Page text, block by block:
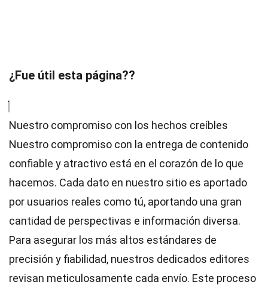
¿Fue útil esta página??
Nuestro compromiso con los hechos creíbles
Nuestro compromiso con la entrega de contenido
confiable y atractivo está en el corazón de lo que
hacemos. Cada dato en nuestro sitio es aportado
por usuarios reales como tú, aportando una gran
cantidad de perspectivas e información diversa.
Para asegurar los más altos estándares de
precisión y fiabilidad, nuestros dedicados editores
revisan meticulosamente cada envío. Este proceso